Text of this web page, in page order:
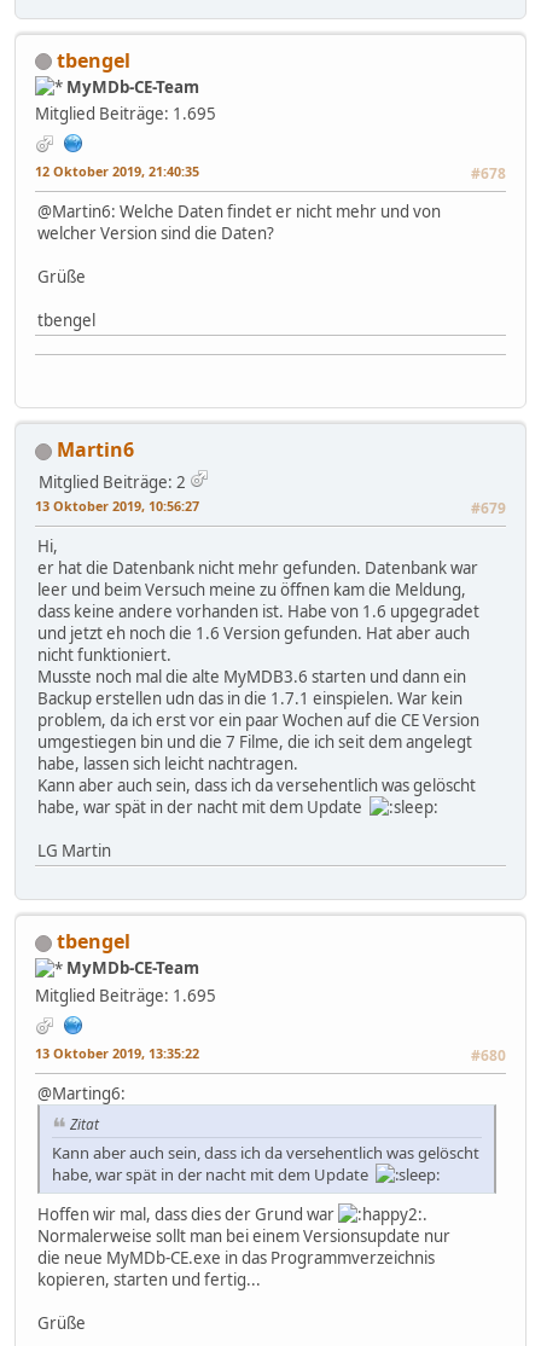
tbengel
MyMDb-CE-Team
Mitglied Beiträge: 1.695
12 Oktober 2019, 21:40:35 #678
@Martin6: Welche Daten findet er nicht mehr und von
welcher Version sind die Daten?
Grüße
tbengel
Martin6
Mitglied Beiträge: 2
13 Oktober 2019, 10:56:27 #679
Hi,
er hat die Datenbank nicht mehr gefunden. Datenbank war
leer und beim Versuch meine zu öffnen kam die Meldung,
dass keine andere vorhanden ist. Habe von 1.6 upgegradet
und jetzt eh noch die 1.6 Version gefunden. Hat aber auch
nicht funktioniert.
Musste noch mal die alte MyMDB3.6 starten und dann ein
Backup erstellen udn das in die 1.7.1 einspielen. War kein
problem, da ich erst vor ein paar Wochen auf die CE Version
umgestiegen bin und die 7 Filme, die ich seit dem angelegt
habe, lassen sich leicht nachtragen.
Kann aber auch sein, dass ich da versehentlich was gelöscht
habe, war spät in der nacht mit dem Update
LG Martin
tbengel
MyMDb-CE-Team
Mitglied Beiträge: 1.695
13 Oktober 2019, 13:35:22 #680
@Marting6:
Zitat
Kann aber auch sein, dass ich da versehentlich was gelöscht
habe, war spät in der nacht mit dem Update
Hoffen wir mal, dass dies der Grund war
.
Normalerweise sollt man bei einem Versionsupdate nur
die neue MyMDb-CE.exe in das Programmverzeichnis
kopieren, starten und fertig...
Grüße